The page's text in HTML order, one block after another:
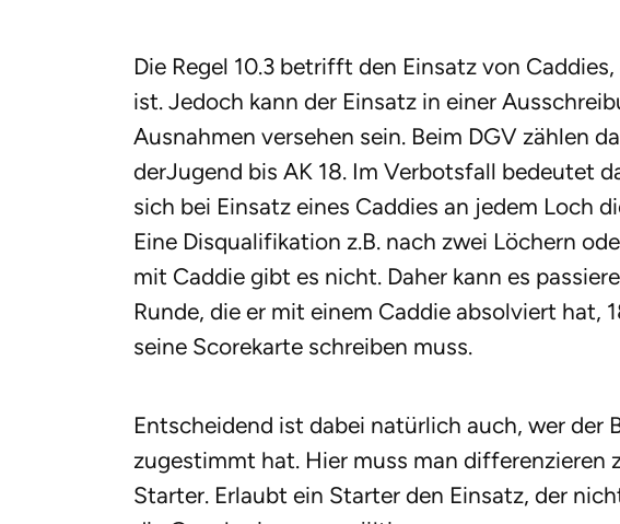
Die Regel 10.3 betrifft den Einsatz von
ist. Jedoch kann der Einsatz in einer
Ausnahmen versehen sein. Beim DGV zählen
derJugend bis AK 18. Im Verbotsfall bedeutet
sich bei Einsatz eines Caddies an jedem Loch
Eine Disqualifikation z.B. nach zwei Löchern
mit Caddie gibt es nicht. Daher kann es
Runde, die er mit einem Caddie absolviert hat,
seine Scorekarte schreiben muss.
Entscheidend ist dabei natürlich auch, wer der
zugestimmt hat. Hier muss man differenzieren
Starter. Erlaubt ein Starter den Einsatz, der